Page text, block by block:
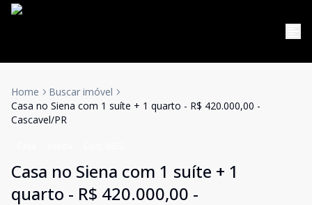
Home
Buscar imóvel
Casa no Siena com 1 suíte + 1 quarto - R$ 420.000,00 -
Cascavel/PR
Casa no Siena com 1 suíte + 1
quarto - R$ 420.000,00 -